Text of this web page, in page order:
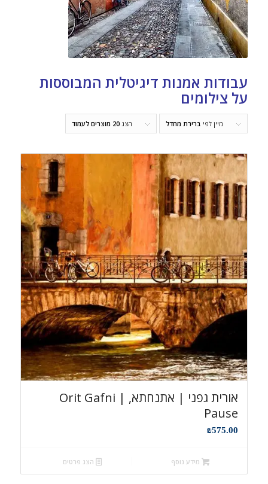
עבודות אמנות דיגיטלית המבוססות
על צילומים
מיין לפי ברירת מחדל הצג 20 מוצרים לעמוד
אורית גפני | אתנחתא, Orit Gafni |
Pause
₪575.00
מידע נוסף הצג פרטים